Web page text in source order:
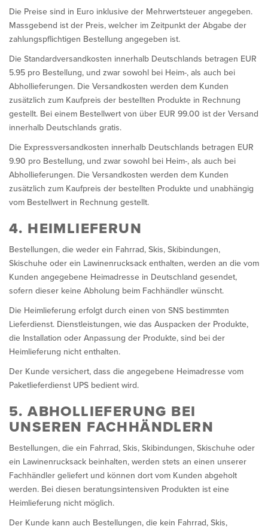
Die Preise sind in Euro inklusive der Mehrwertsteuer angegeben.
Massgebend ist der Preis, welcher im Zeitpunkt der Abgabe der
zahlungspflichtigen Bestellung angegeben ist.
Die Standardversandkosten innerhalb Deutschlands betragen EUR
5.95 pro Bestellung, und zwar sowohl bei Heim-, als auch bei
Abhollieferungen. Die Versandkosten werden dem Kunden
zusätzlich zum Kaufpreis der bestellten Produkte in Rechnung
gestellt. Bei einem Bestellwert von über EUR 99.00 ist der Versand
innerhalb Deutschlands gratis.
Die Expressversandkosten innerhalb Deutschlands betragen EUR
9.90 pro Bestellung, und zwar sowohl bei Heim-, als auch bei
Abhollieferungen. Die Versandkosten werden dem Kunden
zusätzlich zum Kaufpreis der bestellten Produkte und unabhängig
vom Bestellwert in Rechnung gestellt.
4. HEIMLIEFERUN
Bestellungen, die weder ein Fahrrad, Skis, Skibindungen,
Skischuhe oder ein Lawinenrucksack enthalten, werden an die vom
Kunden angegebene Heimadresse in Deutschland gesendet,
sofern dieser keine Abholung beim Fachhändler wünscht.
Die Heimlieferung erfolgt durch einen von SNS bestimmten
Lieferdienst. Dienstleistungen, wie das Auspacken der Produkte,
die Installation oder Anpassung der Produkte, sind bei der
Heimlieferung nicht enthalten.
Der Kunde versichert, dass die angegebene Heimadresse vom
Paketlieferdienst UPS bedient wird.
5. ABHOLLIEFERUNG BEI
UNSEREN FACHHÄNDLERN
Bestellungen, die ein Fahrrad, Skis, Skibindungen, Skischuhe oder
ein Lawinenrucksack beinhalten, werden stets an einen unserer
Fachhändler geliefert und können dort vom Kunden abgeholt
werden. Bei diesen beratungsintensiven Produkten ist eine
Heimlieferung nicht möglich.
Der Kunde kann auch Bestellungen, die kein Fahrrad, Skis,